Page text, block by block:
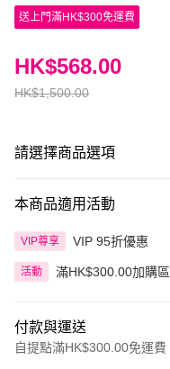
送上門滿HK$300免運費
HK$1,500.00
HK$568.00
請選擇商品選項
本商品適用活動
VIP尊享 VIP 95折優惠
活動 滿HK$300.00加購區
付款與運送
自提點滿HK$300.00免運費